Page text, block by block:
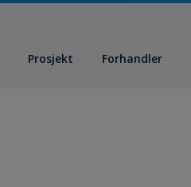
Prosjekt Forhandler